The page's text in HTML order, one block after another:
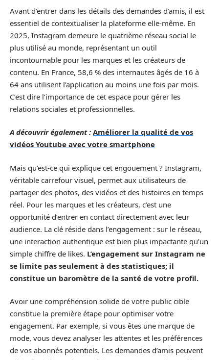
Avant d’entrer dans les détails des demandes d’amis, il est
essentiel de contextualiser la plateforme elle-même. En
2025, Instagram demeure le quatrième réseau social le
plus utilisé au monde, représentant un outil
incontournable pour les marques et les créateurs de
contenu. En France, 58,6 % des internautes âgés de 16 à
64 ans utilisent l’application au moins une fois par mois.
C’est dire l’importance de cet espace pour gérer les
relations sociales et professionnelles.
A découvrir également : Améliorer la qualité de vos
vidéos Youtube avec votre smartphone
Mais qu’est-ce qui explique cet engouement ? Instagram,
véritable carrefour visuel, permet aux utilisateurs de
partager des photos, des vidéos et des histoires en temps
réel. Pour les marques et les créateurs, c’est une
opportunité d’entrer en contact directement avec leur
audience. La clé réside dans l’engagement : sur le réseau,
une interaction authentique est bien plus impactante qu’un
simple chiffre de likes. L’engagement sur Instagram ne
se limite pas seulement à des statistiques; il
constitue un baromètre de la santé de votre profil.
Avoir une compréhension solide de votre public cible
constitue la première étape pour optimiser votre
engagement. Par exemple, si vous êtes une marque de
mode, vous devez analyser les attentes et les préférences
de vos abonnés potentiels. Les demandes d’amis peuvent